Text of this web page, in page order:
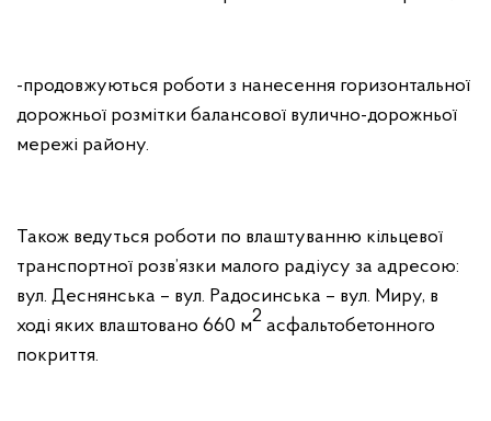
-продовжуються роботи з нанесення горизонтальної
дорожньої розмітки балансової вулично-дорожньої
мережі району.
Також ведуться роботи по влаштуванню кільцевої
транспортної розв’язки малого радіусу за адресою:
вул. Деснянська – вул. Радосинська – вул. Миру, в
ході яких влаштовано 660 м2 асфальтобетонного
покриття.